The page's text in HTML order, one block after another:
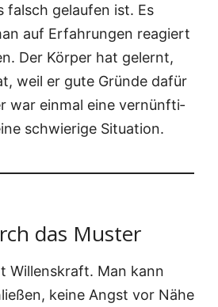
falsch gelau­fen ist. Es
auf Erfah­run­gen reagiert
Der Kör­per hat gelernt,
weil er gute Grün­de dafür
war ein­mal eine ver­nünf­ti­
schwie­ri­ge Situation.
das Muster
Wil­lens­kraft. Man kann
kei­ne Angst vor Nähe